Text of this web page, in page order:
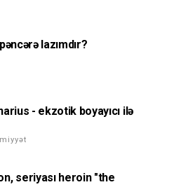
lazımdır?
- ekzotik boyayıcı ilə
seriyası heroin "the